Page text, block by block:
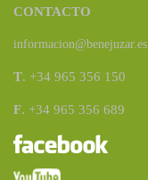
CONTACTO
informacion@benejuzar.es
T. +34 965 356 150
F. +34 965 356 689